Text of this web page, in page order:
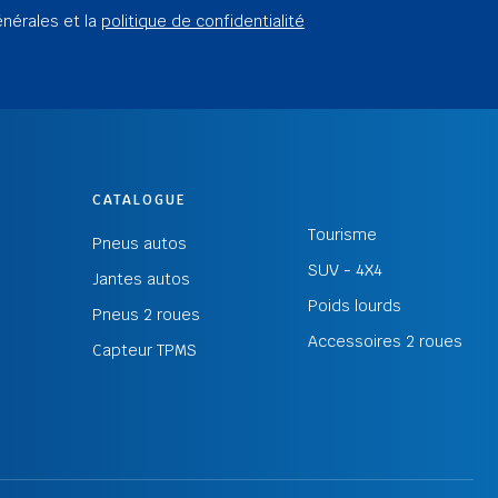
et la politique de confidentialité
CATALOGUE
Pneus autos
Jantes autos
Pneus 2 roues
Capteur TPMS
Tourisme
SUV - 4X4
Poids lourds
Accessoires 2 roues